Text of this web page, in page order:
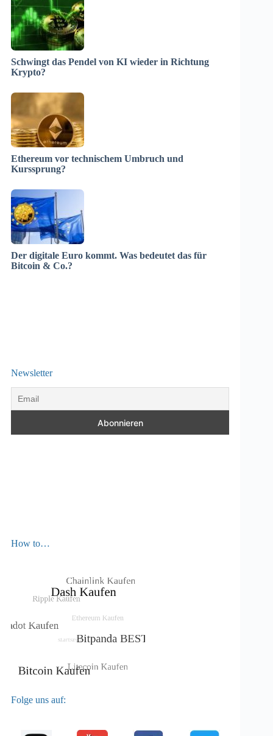
Schwingt das Pendel von KI wieder in Richtung
Krypto?
Ethereum vor technischem Umbruch und
Kurssprung?
Der digitale Euro kommt. Was bedeutet das für
Bitcoin & Co.?
Newsletter
How to…
Folge uns auf: